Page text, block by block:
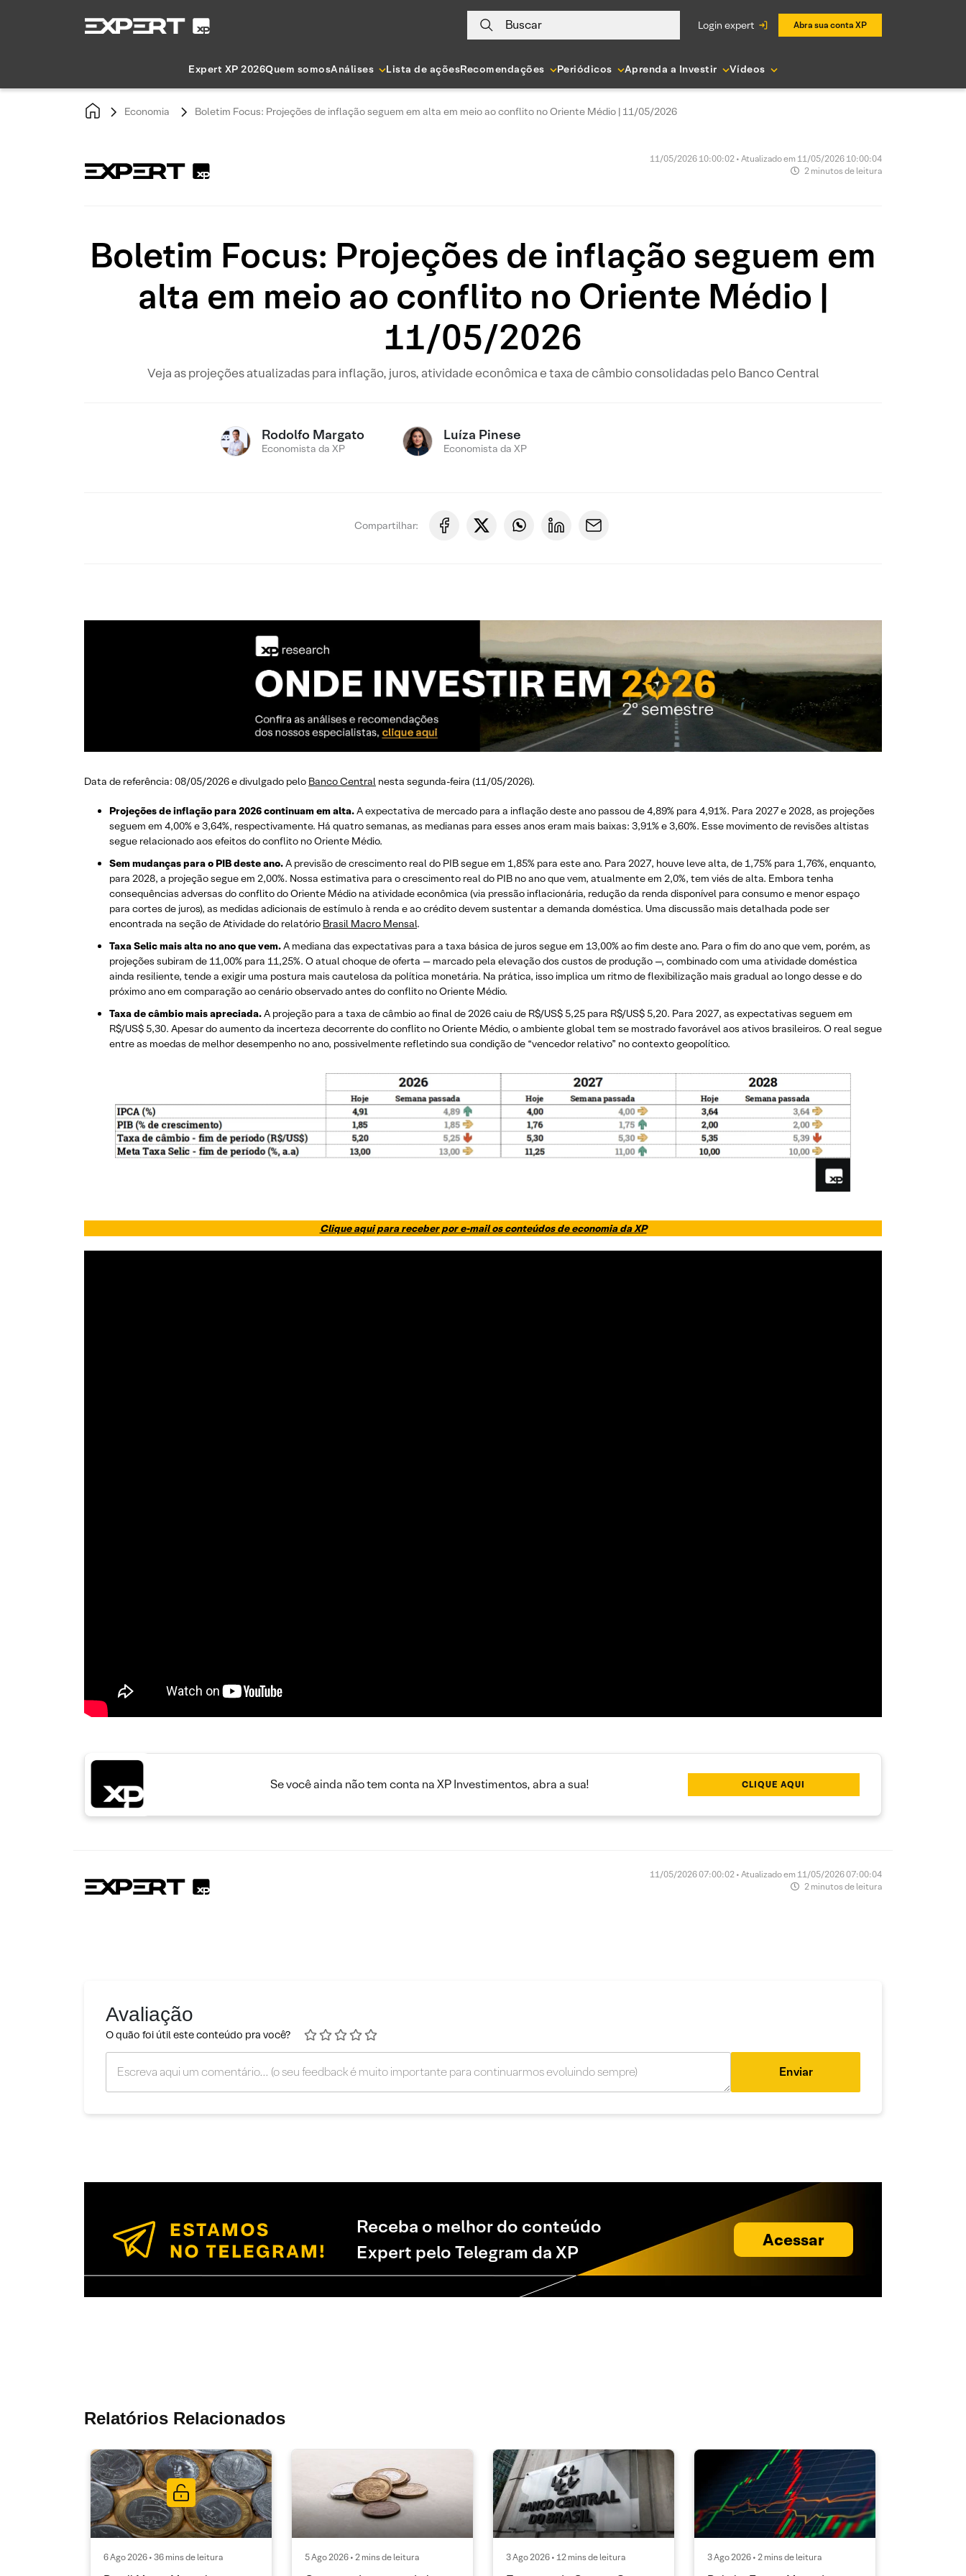
Buscar login expert Abra sua conta XP
Expert XP 2026Quem somosAnálises Lista de açõesRecomendações Periódicos Aprenda a Investir Vídeos
Economia Boletim Focus: Projeções de inflação seguem em alta em meio ao conflito no Oriente Médio | 11/05/2026
11/05/2026 10:00:02 • Atualizado em 11/05/2026 10:00:04
2 minutos de leitura
Boletim Focus: Projeções de inflação seguem em
alta em meio ao conflito no Oriente Médio |
11/05/2026
Veja as projeções atualizadas para inflação, juros, atividade econômica e taxa de câmbio consolidadas pelo Banco Central
Rodolfo Margato
Economista da XP
Luíza Pinese
Economista da XP
Compartilhar:
Data de referência: 08/05/2026 e divulgado pelo Banco Central nesta segunda-feira (11/05/2026).
Projeções de inflação para 2026 continuam em alta.A expectativa de mercado para a inflação deste ano passou de 4,89% para 4,91%. Para 2027 e 2028, as projeções
seguem em 4,00% e 3,64%, respectivamente. Há quatro semanas, as medianas para esses anos eram mais baixas: 3,91% e 3,60%. Esse movimento de revisões altistas
segue relacionado aos efeitos do conflito no Oriente Médio.
Sem mudanças para o PIB deste ano.A previsão de crescimento real do PIB segue em 1,85% para este ano. Para 2027, houve leve alta, de 1,75% para 1,76%, enquanto,
para 2028, a projeção segue em 2,00%. Nossa estimativa para o crescimento real do PIB no ano que vem, atualmente em 2,0%, tem viés de alta. Embora tenha
consequências adversas do conflito do Oriente Médio na atividade econômica (via pressão inflacionária, redução da renda disponível para consumo e menor espaço
para cortes de juros), as medidas adicionais de estímulo à renda e ao crédito devem sustentar a demanda doméstica. Uma discussão mais detalhada pode ser
encontrada na seção de Atividade do relatório Brasil Macro Mensal.
Taxa Selic mais alta no ano que vem.A mediana das expectativas para a taxa básica de juros segue em 13,00% ao fim deste ano. Para o fim do ano que vem, porém, as
projeções subiram de 11,00% para 11,25%. O atual choque de oferta — marcado pela elevação dos custos de produção —, combinado com uma atividade doméstica
ainda resiliente, tende a exigir uma postura mais cautelosa da política monetária. Na prática, isso implica um ritmo de flexibilização mais gradual ao longo desse e do
próximo ano em comparação ao cenário observado antes do conflito no Oriente Médio.
Taxa de câmbio mais apreciada.A projeção para a taxa de câmbio ao final de 2026 caiu de R$/US$ 5,25 para R$/US$ 5,20. Para 2027, as expectativas seguem em
R$/US$ 5,30. Apesar do aumento da incerteza decorrente do conflito no Oriente Médio, o ambiente global tem se mostrado favorável aos ativos brasileiros. O real segue
entre as moedas de melhor desempenho no ano, possivelmente refletindo sua condição de “vencedor relativo” no contexto geopolítico.
Clique aqui para receber por e-mail os conteúdos de economia da XP
Se você ainda não tem conta na XP Investimentos, abra a sua! CLIQUE AQUI
11/05/2026 07:00:02 • Atualizado em 11/05/2026 07:00:04
2 minutos de leitura
Avaliação
O quão foi útil este conteúdo pra você?
Enviar
Receba o melhor do conteúdo
Expert pelo Telegram da XP
Acessar
Relatórios Relacionados
6 Ago 2026 • 36 mins de leitura 5 Ago 2026 • 2 mins de leitura 3 Ago 2026 • 12 mins de leitura 3 Ago 2026 • 2 mins de leitura